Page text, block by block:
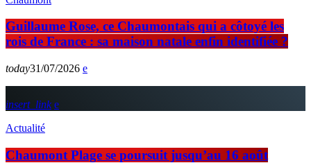
Guillaume Rose, ce Chaumontais qui a côtoyé les
rois de France : sa maison natale enfin identifiée ?
today31/07/2026
insert_link
Actualité
Chaumont Plage se poursuit jusqu’au 16 août